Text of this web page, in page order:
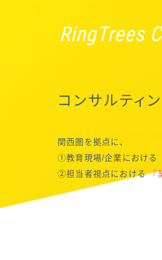
RingTrees
コンサルティ
関西圏を拠点に、
①教育現場/企業における
②担当者視点における『